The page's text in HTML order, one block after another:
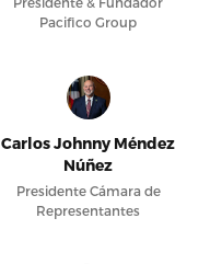
Pacifico Group
Carlos Johnny Méndez
Núñez
Presidente Cámara de
Representantes